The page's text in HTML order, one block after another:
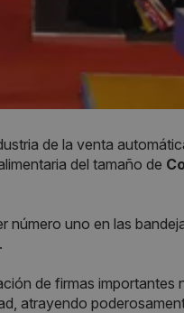
de la venta
del tamaño de
número uno en las
de firmas importantes
atrayendo